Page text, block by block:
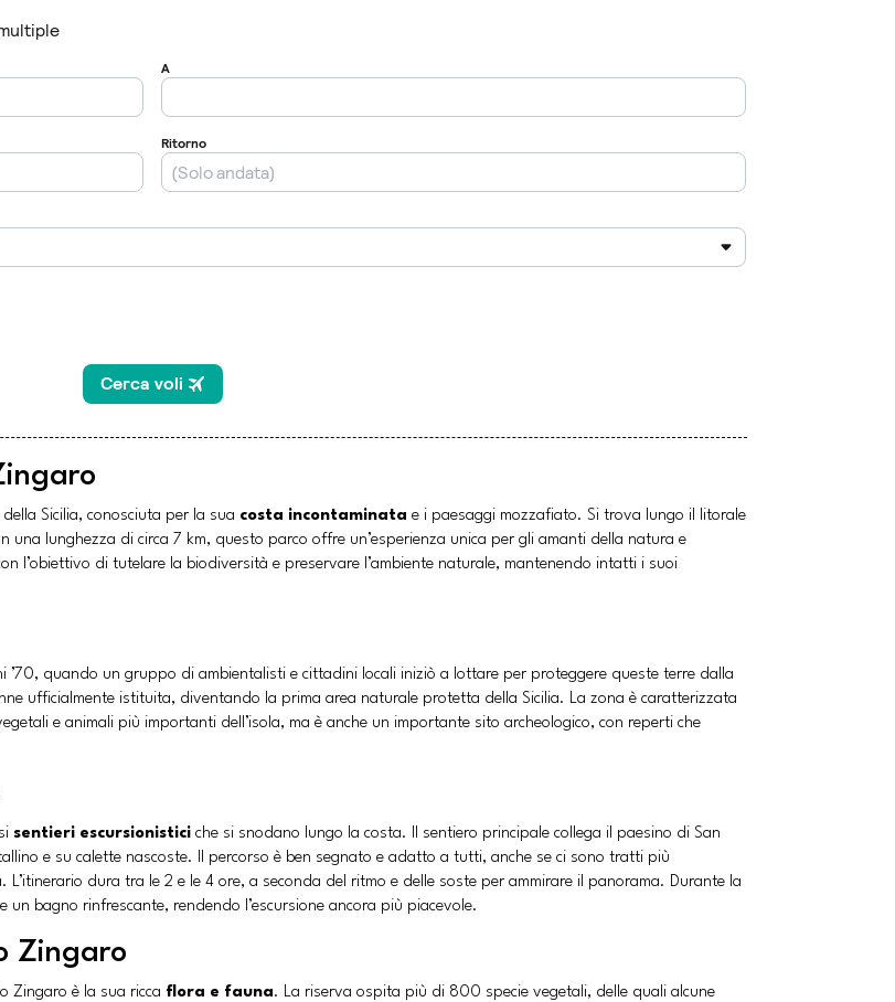
Sicilia, conosciuta per la sua costa incontaminata e i paesaggi mozzafiato. Si trova lungo il litorale
una lunghezza di circa 7 km, questo parco offre un’esperienza unica per gli amanti della natura e
l’obiettivo di tutelare la biodiversità e preservare l’ambiente naturale, mantenendo intatti i suoi
’70, quando un gruppo di ambientalisti e cittadini locali iniziò a lottare per proteggere queste terre dalla
ufficialmente istituita, diventando la prima area naturale protetta della Sicilia. La zona è caratterizzata
e animali più importanti dell’isola, ma è anche un importante sito archeologico, con reperti che
sentieri escursionistici che si snodano lungo la costa. Il sentiero principale collega il paesino di San
e su calette nascoste. Il percorso è ben segnato e adatto a tutti, anche se ci sono tratti più
dura tra le 2 e le 4 ore, a seconda del ritmo e delle soste per ammirare il panorama. Durante la
bagno rinfrescante, rendendo l’escursione ancora più piacevole.
Zingaro
Zingaro è la sua ricca flora e fauna. La riserva ospita più di 800 specie vegetali, delle quali alcune